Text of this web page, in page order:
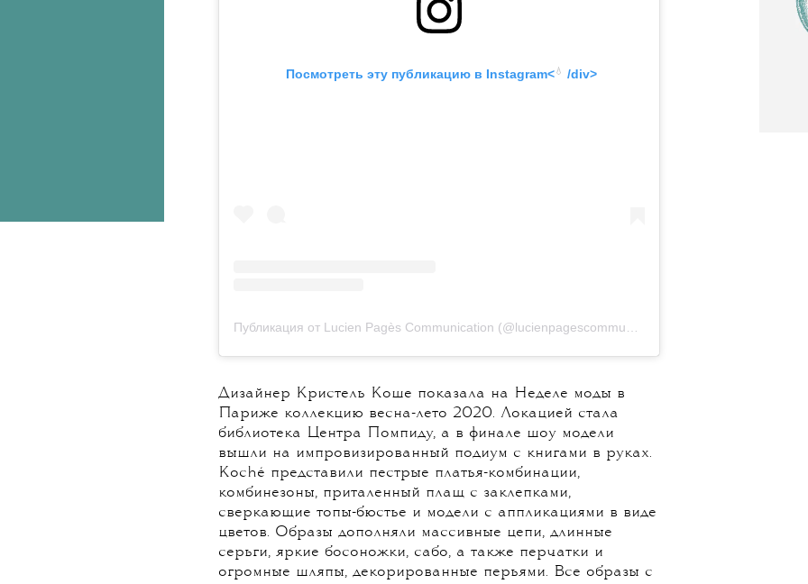
Посмотреть эту публикацию в Instagram<💧 /div>
Дизайнер Кристель Коше показала на Неделе моды в
Париже коллекцию весна-лето 2020. Локацией стала
библиотека Центра Помпиду, а в финале шоу модели
вышли на импровизированный подиум с книгами в руках.
Koché представили пестрые платья-комбинации,
комбинезоны, приталенный плащ с заклепками,
сверкающие топы-бюстье и модели с аппликациями в виде
цветов. Образы дополняли массивные цепи, длинные
серьги, яркие босоножки, сабо, а также перчатки и
огромные шляпы, декорированные перьями. Все образы с